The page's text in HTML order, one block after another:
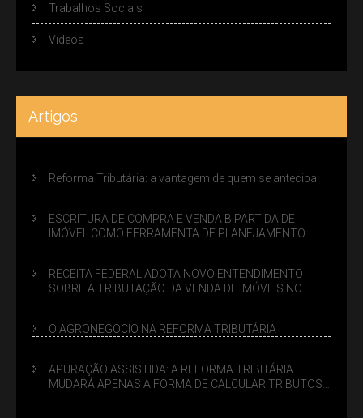
Trabalhos Sociais
Vídeos
Artigos
Reforma Tributária: a vantagem de quem se antecipa
ESCRITURA DE COMPRA E VENDA BIPARTIDA DE
IMÓVEL COMO FERRAMENTA DE PLANEJAMENTO
RECEITA FEDERAL ADOTA NOVO ENTENDIMENTO
SOBRE A TRIBUTAÇÃO DA VENDA DE IMÓVEIS NO
O AGRONEGÓCIO NA REFORMA TRIBUTÁRIA
APURAÇÃO ASSISTIDA: A REFORMA TRIBITÁRIA
MUDARÁ APENAS A FORMA DE CALCULAR TRIBUTOS